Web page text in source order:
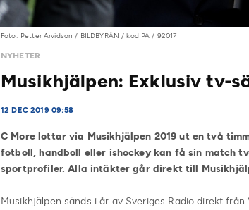
Foto: Petter Arvidson / BILDBYRÅN / kod PA / 92017
NYHETER
Musikhjälpen: Exklusiv tv-
12 DEC 2019 09:58
C More lottar via Musikhjälpen 2019 ut en två
fotboll, handboll eller ishockey kan få sin match
sportprofiler. Alla intäkter går direkt till
Musikhjälpen sänds i år av Sveriges Radio direkt